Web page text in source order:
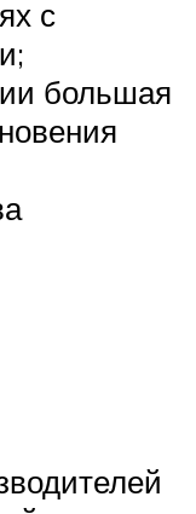
с
большая